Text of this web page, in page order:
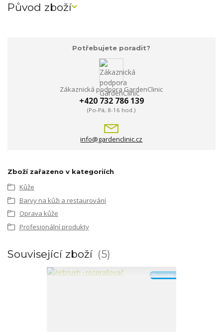
Původ zboží
Potřebujete poradit?
Zákaznická podpora GardenClinic
+420 732 786 139
(Po-Pá, 8-16 hod.)
info@gardenclinic.cz
Zboží zařazeno v kategoriích
Kůže
Barvy na kůži a restaurování
Oprava kůže
Profesionální produkty
Související zboží 5
Novinka